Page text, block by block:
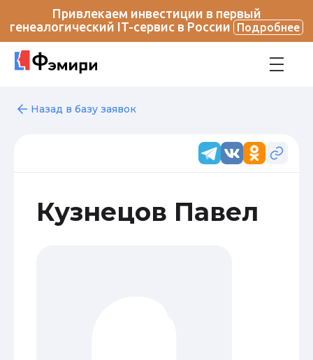
Привлекаем инвестиции в первый
генеалогический IT-сервис в России
Подробнее
Назад в базу заявок
Кузнецов Павел